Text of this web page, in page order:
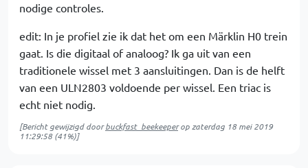
nodige controles.
edit: In je profiel zie ik dat het om een Märklin H0 trein
gaat. Is die digitaal of analoog? Ik ga uit van een
traditionele wissel met 3 aansluitingen. Dan is de helft
van een ULN2803 voldoende per wissel. Een triac is
echt niet nodig.
[Bericht gewijzigd doorbuckfast_beekeeperop zaterdag 18 mei 2019
11:29:58(41%)]